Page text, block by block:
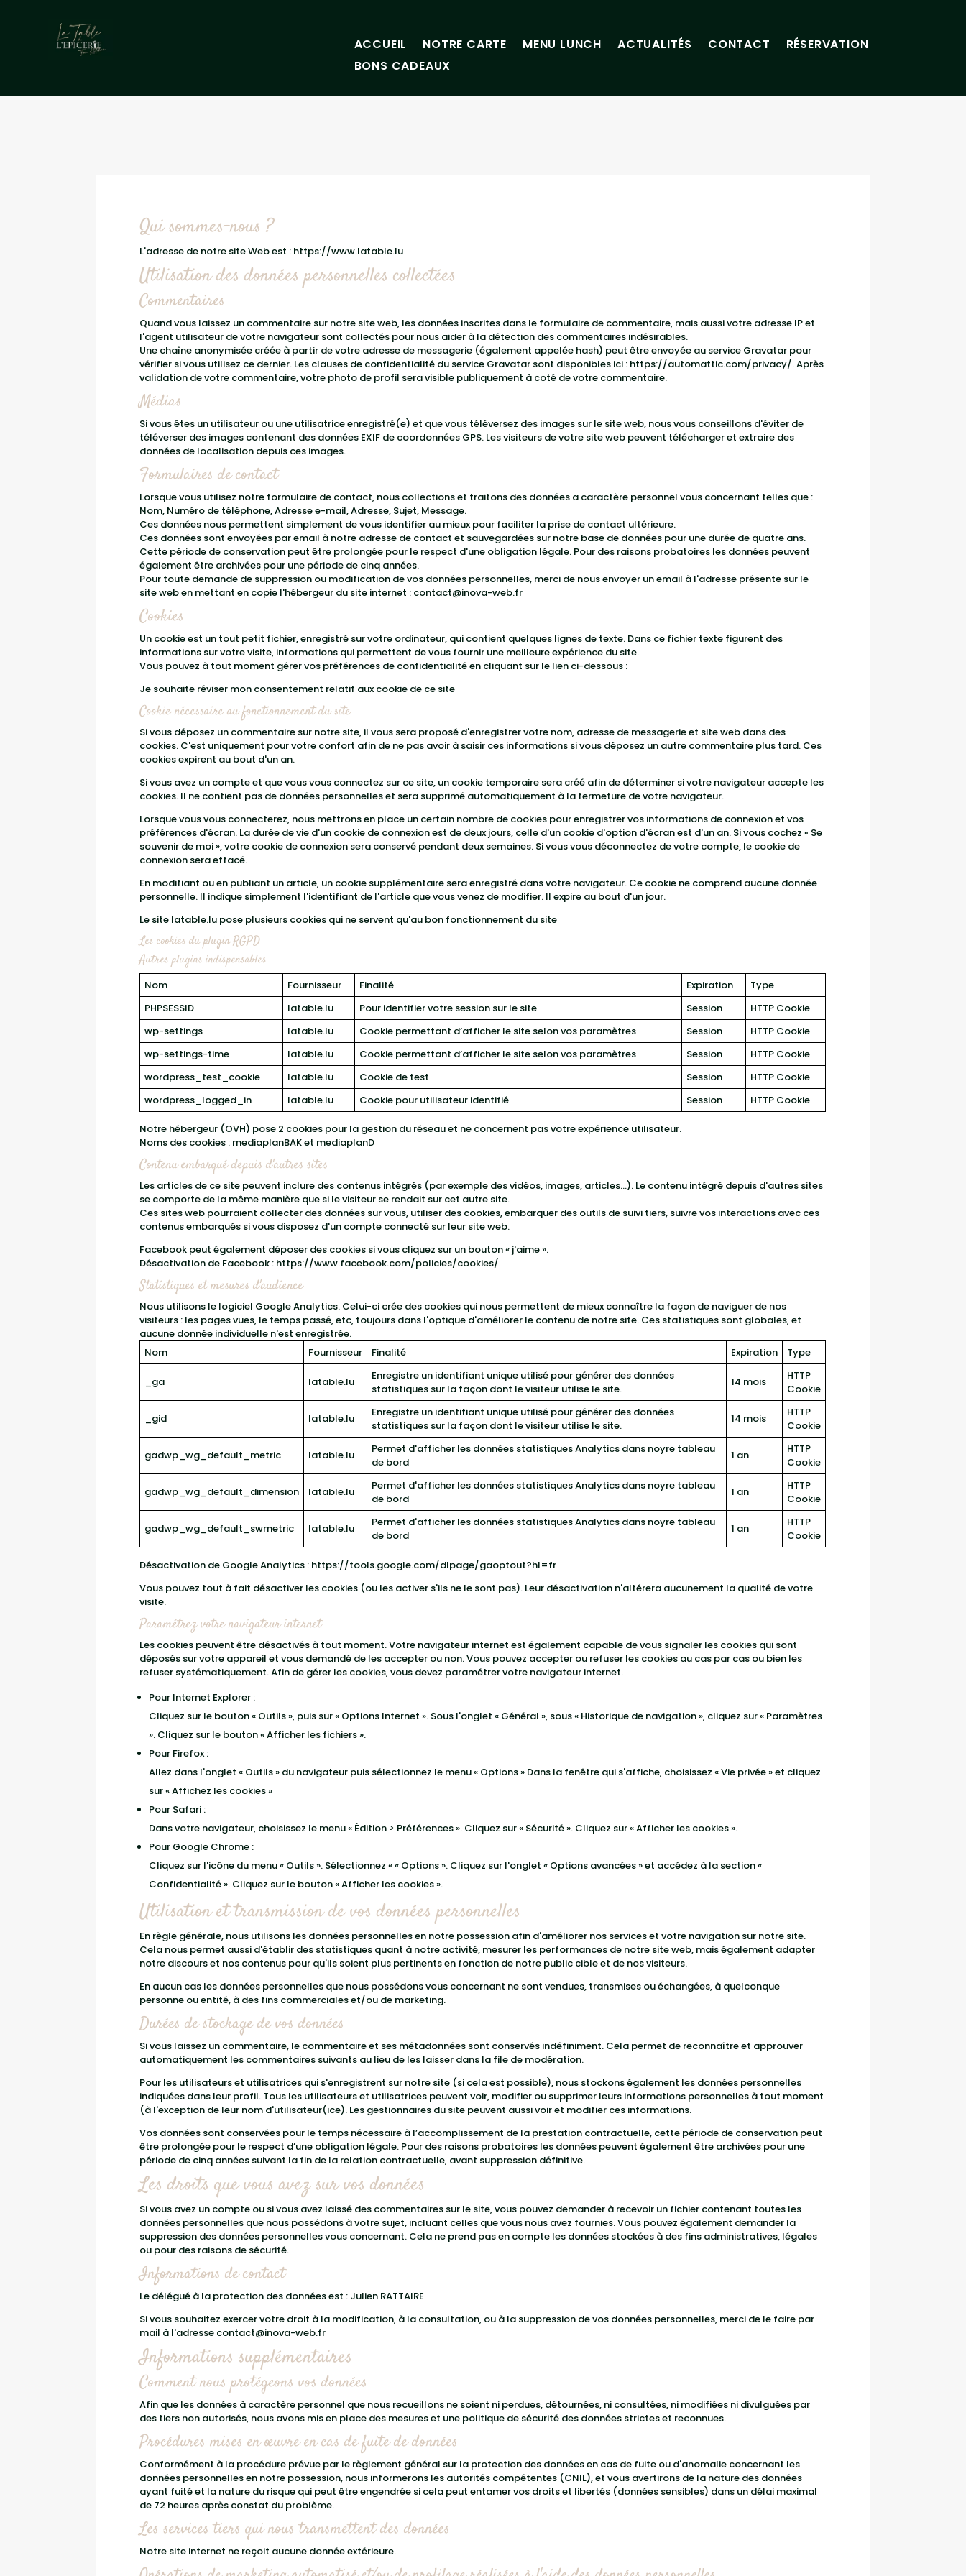
ACCUEIL NOTRE CARTE MENU LUNCH ACTUALITÉS CONTACT
RÉSERVATION
BONS CADEAUX
Qui sommes-nous ?
L'adresse de notre site Web est : https://www.latable.lu
Utilisation des données personnelles collectées
Commentaires
Quand vous laissez un commentaire sur notre site web, les données inscrites dans le formulaire de commentaire, mais aussi votre adresse IP et
l'agent utilisateur de votre navigateur sont collectés pour nous aider à la détection des commentaires indésirables.
Une chaîne anonymisée créée à partir de votre adresse de messagerie (également appelée hash) peut être envoyée au service Gravatar pour
vérifier si vous utilisez ce dernier. Les clauses de confidentialité du service Gravatar sont disponibles ici : https://automattic.com/privacy/. Après
validation de votre commentaire, votre photo de profil sera visible publiquement à coté de votre commentaire.
Médias
Si vous êtes un utilisateur ou une utilisatrice enregistré(e) et que vous téléversez des images sur le site web, nous vous conseillons d'éviter de
téléverser des images contenant des données EXIF de coordonnées GPS. Les visiteurs de votre site web peuvent télécharger et extraire des
données de localisation depuis ces images.
Formulaires de contact
Lorsque vous utilisez notre formulaire de contact, nous collections et traitons des données a caractère personnel vous concernant telles que :
Nom, Numéro de téléphone, Adresse e-mail, Adresse, Sujet, Message.
Ces données nous permettent simplement de vous identifier au mieux pour faciliter la prise de contact ultérieure.
Ces données sont envoyées par email à notre adresse de contact et sauvegardées sur notre base de données pour une durée de quatre ans.
Cette période de conservation peut être prolongée pour le respect d'une obligation légale. Pour des raisons probatoires les données peuvent
également être archivées pour une période de cinq années.
Pour toute demande de suppression ou modification de vos données personnelles, merci de nous envoyer un email à l'adresse présente sur le
site web en mettant en copie l'hébergeur du site internet : contact@inova-web.fr
Cookies
Un cookie est un tout petit fichier, enregistré sur votre ordinateur, qui contient quelques lignes de texte. Dans ce fichier texte figurent des
informations sur votre visite, informations qui permettent de vous fournir une meilleure expérience du site.
Vous pouvez à tout moment gérer vos préférences de confidentialité en cliquant sur le lien ci-dessous :
Je souhaite réviser mon consentement relatif aux cookie de ce site
Cookie nécessaire au fonctionnement du site
Si vous déposez un commentaire sur notre site, il vous sera proposé d'enregistrer votre nom, adresse de messagerie et site web dans des
cookies. C'est uniquement pour votre confort afin de ne pas avoir à saisir ces informations si vous déposez un autre commentaire plus tard. Ces
cookies expirent au bout d'un an.
Si vous avez un compte et que vous vous connectez sur ce site, un cookie temporaire sera créé afin de déterminer si votre navigateur accepte les
cookies. Il ne contient pas de données personnelles et sera supprimé automatiquement à la fermeture de votre navigateur.
Lorsque vous vous connecterez, nous mettrons en place un certain nombre de cookies pour enregistrer vos informations de connexion et vos
préférences d'écran. La durée de vie d'un cookie de connexion est de deux jours, celle d'un cookie d'option d'écran est d'un an. Si vous cochez « Se
souvenir de moi », votre cookie de connexion sera conservé pendant deux semaines. Si vous vous déconnectez de votre compte, le cookie de
connexion sera effacé.
En modifiant ou en publiant un article, un cookie supplémentaire sera enregistré dans votre navigateur. Ce cookie ne comprend aucune donnée
personnelle. Il indique simplement l'identifiant de l'article que vous venez de modifier. Il expire au bout d'un jour.
Le site latable.lu pose plusieurs cookies qui ne servent qu'au bon fonctionnement du site
Les cookies du plugin RGPD
Autres plugins indispensables
Nom Fournisseur Finalité Expiration
Type
PHPSESSID
latable.lu Pour identifier votre session sur le site Session
HTTP Cookie
wp-settings
latable.lu Cookie permettant d’afficher le site selon vos paramètres Session
HTTP Cookie
wp-settings-time
latable.lu Cookie permettant d’afficher le site selon vos paramètres Session
HTTP Cookie
wordpress_test_cookie
latable.lu Cookie de test Session
HTTP Cookie
wordpress_logged_in
latable.lu Cookie pour utilisateur identifié Session HTTP Cookie
Notre hébergeur (OVH) pose 2 cookies pour la gestion du réseau et ne concernent pas votre expérience utilisateur.
Noms des cookies : mediaplanBAK et mediaplanD
Contenu embarqué depuis d'autres sites
Les articles de ce site peuvent inclure des contenus intégrés (par exemple des vidéos, images, articles…). Le contenu intégré depuis d'autres sites
se comporte de la même manière que si le visiteur se rendait sur cet autre site.
Ces sites web pourraient collecter des données sur vous, utiliser des cookies, embarquer des outils de suivi tiers, suivre vos interactions avec ces
contenus embarqués si vous disposez d'un compte connecté sur leur site web.
Facebook peut également déposer des cookies si vous cliquez sur un bouton « j'aime ».
Désactivation de Facebook : https://www.facebook.com/policies/cookies/
Statistiques et mesures d'audience
Nous utilisons le logiciel Google Analytics. Celui-ci crée des cookies qui nous permettent de mieux connaître la façon de naviguer de nos
visiteurs : les pages vues, le temps passé, etc, toujours dans l'optique d'améliorer le contenu de notre site. Ces statistiques sont globales, et
aucune donnée individuelle n'est enregistrée.
Nom
Fournisseur Finalité Expiration Type
_ga latable.lu
Enregistre un identifiant unique utilisé pour générer des données
statistiques sur la façon dont le visiteur utilise le site.
14 mois
HTTP
Cookie
_gid latable.lu
Enregistre un identifiant unique utilisé pour générer des données
statistiques sur la façon dont le visiteur utilise le site.
14 mois
HTTP
Cookie
gadwp_wg_default_metric latable.lu
Permet d'afficher les données statistiques Analytics dans noyre tableau
de bord
1 an
HTTP
Cookie
gadwp_wg_default_dimension latable.lu
Permet d'afficher les données statistiques Analytics dans noyre tableau
de bord
1 an
HTTP
Cookie
gadwp_wg_default_swmetric latable.lu
Permet d'afficher les données statistiques Analytics dans noyre tableau
de bord
1 an
HTTP
Cookie
Désactivation de Google Analytics : https://tools.google.com/dlpage/gaoptout?hl=fr
Vous pouvez tout à fait désactiver les cookies (ou les activer s'ils ne le sont pas). Leur désactivation n'altérera aucunement la qualité de votre
visite.
Paramétrez votre navigateur internet
Les cookies peuvent être désactivés à tout moment. Votre navigateur internet est également capable de vous signaler les cookies qui sont
déposés sur votre appareil et vous demandé de les accepter ou non. Vous pouvez accepter ou refuser les cookies au cas par cas ou bien les
refuser systématiquement. Afin de gérer les cookies, vous devez paramétrer votre navigateur internet.
Pour Internet Explorer :
Cliquez sur le bouton « Outils », puis sur « Options Internet ». Sous l'onglet « Général », sous « Historique de navigation », cliquez sur « Paramètres
». Cliquez sur le bouton « Afficher les fichiers ».
Pour Firefox :
Allez dans l'onglet « Outils » du navigateur puis sélectionnez le menu « Options » Dans la fenêtre qui s'affiche, choisissez « Vie privée » et cliquez
sur « Affichez les cookies »
Pour Safari :
Dans votre navigateur, choisissez le menu « Édition > Préférences ». Cliquez sur « Sécurité ». Cliquez sur « Afficher les cookies ».
Pour Google Chrome :
Cliquez sur l'icône du menu « Outils ». Sélectionnez « « Options ». Cliquez sur l'onglet « Options avancées » et accédez à la section «
Confidentialité ». Cliquez sur le bouton « Afficher les cookies ».
Utilisation et transmission de vos données personnelles
En règle générale, nous utilisons les données personnelles en notre possession afin d'améliorer nos services et votre navigation sur notre site.
Cela nous permet aussi d'établir des statistiques quant à notre activité, mesurer les performances de notre site web, mais également adapter
notre discours et nos contenus pour qu'ils soient plus pertinents en fonction de notre public cible et de nos visiteurs.
En aucun cas les données personnelles que nous possédons vous concernant ne sont vendues, transmises ou échangées, à quelconque
personne ou entité, à des fins commerciales et/ou de marketing.
Durées de stockage de vos données
Si vous laissez un commentaire, le commentaire et ses métadonnées sont conservés indéfiniment. Cela permet de reconnaître et approuver
automatiquement les commentaires suivants au lieu de les laisser dans la file de modération.
Pour les utilisateurs et utilisatrices qui s'enregistrent sur notre site (si cela est possible), nous stockons également les données personnelles
indiquées dans leur profil. Tous les utilisateurs et utilisatrices peuvent voir, modifier ou supprimer leurs informations personnelles à tout moment
(à l'exception de leur nom d'utilisateur(ice). Les gestionnaires du site peuvent aussi voir et modifier ces informations.
Vos données sont conservées pour le temps nécessaire à l’accomplissement de la prestation contractuelle, cette période de conservation peut
être prolongée pour le respect d’une obligation légale. Pour des raisons probatoires les données peuvent également être archivées pour une
période de cinq années suivant la fin de la relation contractuelle, avant suppression définitive.
Les droits que vous avez sur vos données
Si vous avez un compte ou si vous avez laissé des commentaires sur le site, vous pouvez demander à recevoir un fichier contenant toutes les
données personnelles que nous possédons à votre sujet, incluant celles que vous nous avez fournies. Vous pouvez également demander la
suppression des données personnelles vous concernant. Cela ne prend pas en compte les données stockées à des fins administratives, légales
ou pour des raisons de sécurité.
Informations de contact
Le délégué à la protection des données est : Julien RATTAIRE
Si vous souhaitez exercer votre droit à la modification, à la consultation, ou à la suppression de vos données personnelles, merci de le faire par
mail à l'adresse contact@inova-web.fr
Informations supplémentaires
Comment nous protégeons vos données
Afin que les données à caractère personnel que nous recueillons ne soient ni perdues, détournées, ni consultées, ni modifiées ni divulguées par
des tiers non autorisés, nous avons mis en place des mesures et une politique de sécurité des données strictes et reconnues.
Procédures mises en œuvre en cas de fuite de données
Conformément à la procédure prévue par le règlement général sur la protection des données en cas de fuite ou d'anomalie concernant les
données personnelles en notre possession, nous informerons les autorités compétentes (CNIL), et vous avertirons de la nature des données
ayant fuité et la nature du risque qui peut être engendrée si cela peut entamer vos droits et libertés (données sensibles) dans un délai maximal
de 72 heures après constat du problème.
Les services tiers qui nous transmettent des données
Notre site internet ne reçoit aucune donnée extérieure.